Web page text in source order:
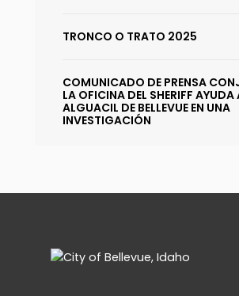
TRONCO O TRATO 2025
COMUNICADO DE PRENSA
LA OFICINA DEL SHERIFF AYUDA
ALGUACIL DE BELLEVUE EN UNA
INVESTIGACIÓN